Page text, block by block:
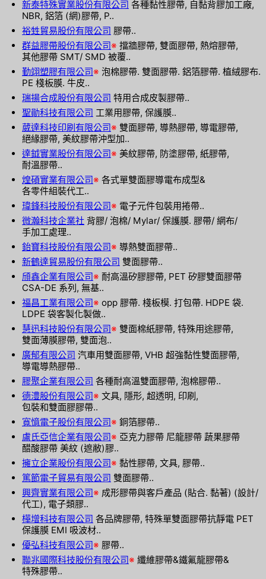
新泰特殊實業股份有限公司 各種黏性膠帶, 自黏背膠加工廠,
NBR, 鋁箔 (網)膠帶, P..
裕甡貿易股份有限公司 膠帶..
群益膠帶股份有限公司※ 擋牆膠帶, 雙面膠帶, 熱熔膠帶,
其他膠帶 SMT/ SMD 被覆..
勤翊塑膠有限公司※ 泡棉膠帶. 雙面膠帶. 鋁箔膠帶. 植絨膠布.
PE 棧板膜. 牛皮..
瑞揚合成股份有限公司 特用合成皮製膠帶..
聖勛科技有限公司 工業用膠帶, 保護膜..
葳達科技印刷有限公司※ 雙面膠帶, 導熱膠帶, 導電膠帶,
絕緣膠帶, 美紋膠帶沖型加..
達鉞實業股份有限公司※ 美紋膠帶, 防塗膠帶, 紙膠帶,
耐溫膠帶..
煌碩實業有限公司※ 各式單雙面膠導電布成型&
各零件組裝代工..
瑋鋒科技股份有限公司※ 電子元件包裝用捲帶..
微瀚科技企業社 背膠/ 泡棉/ Mylar/ 保護膜. 膠帶/ 網布/
手加工處理..
鈶寶科技股份有限公司※ 導熱雙面膠帶..
新鶴達貿易股份有限公司 雙面膠帶..
頎鑫企業有限公司※ 耐高溫矽膠膠帶, PET 矽膠雙面膠帶
CSA-DE 系列, 無基..
福昌工業有限公司※ opp 膠帶. 棧板模. 打包帶. HDPE 袋.
LDPE 袋客製化製做..
慧迅科技股份有限公司※ 雙面棉紙膠帶, 特殊用途膠帶,
雙面薄膜膠帶, 雙面泡..
廣郁有限公司 汽車用雙面膠帶, VHB 超強黏性雙面膠帶,
導電導熱膠帶..
膠聚企業有限公司 各種耐高溫雙面膠帶, 泡棉膠帶..
德澧股份有限公司※ 文具, 隱形, 超透明, 印刷,
包裝和雙面膠膠帶..
寬憶電子股份有限公司※ 銅箔膠帶..
盧氏亞信企業有限公司※ 亞克力膠帶 尼龍膠帶 蔬果膠帶
醋酸膠帶 美紋 (遮敝)膠..
擁立企業股份有限公司※ 黏性膠帶, 文具, 膠帶..
篤節電子貿易有限公司 雙面膠帶..
興齊實業有限公司※ 成形膠帶與客戶產品 (貼合. 黏著) (設計/
代工), 電子類膠..
樺增科技有限公司 各品牌膠帶, 特殊單雙面膠帶抗靜電 PET
保護膜 EMI 吸波材..
優弘科技有限公司※ 膠帶..
聯兆國際科技股份有限公司※ 纖維膠帶&鐵氟龍膠帶&
特殊膠帶..